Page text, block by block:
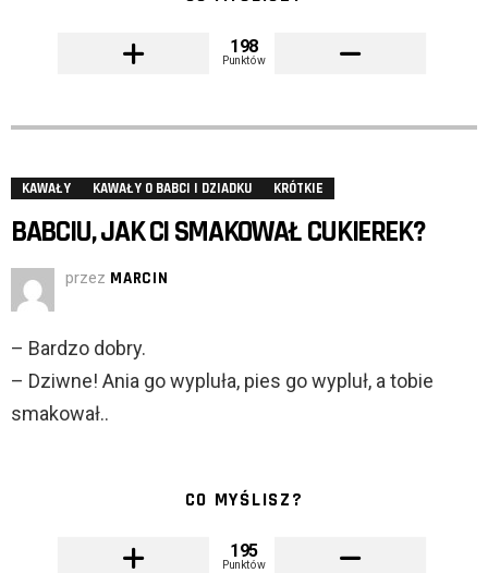
198
Punktów
KAWAŁY KAWAŁY O BABCI I DZIADKU KRÓTKIE
BABCIU, JAK CI SMAKOWAŁ CUKIEREK?
przez MARCIN
– Bardzo dobry.
– Dziwne! Ania go wypluła, pies go wypluł, a tobie
smakował..
CO MYŚLISZ?
195
Punktów